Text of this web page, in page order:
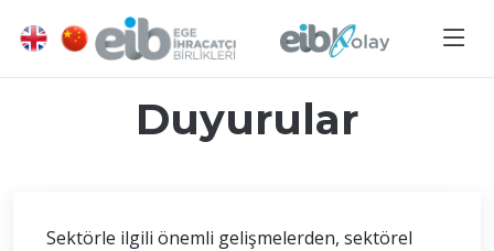
Duyurular
Sektörle ilgili önemli gelişmelerden, sektörel